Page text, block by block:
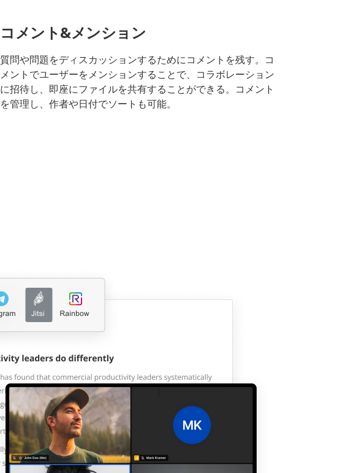
コメント&メンション
質問や問題をディスカッションするためにコメントを残す。コ
メントでユーザーをメンションすることで、コラボレーション
に招待し、即座にファイルを共有することができる。コメント
を管理し、作者や日付でソートも可能。